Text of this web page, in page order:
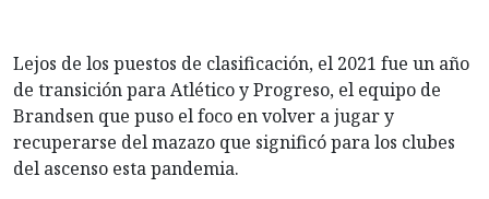
Lejos de los puestos de clasificación, el 2021 fue un año
de transición para Atlético y Progreso, el equipo de
Brandsen que puso el foco en volver a jugar y
recuperarse del mazazo que significó para los clubes
del ascenso esta pandemia.